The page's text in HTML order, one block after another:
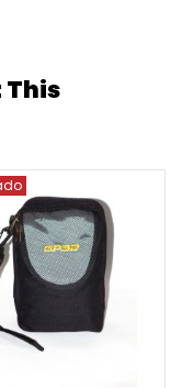
This